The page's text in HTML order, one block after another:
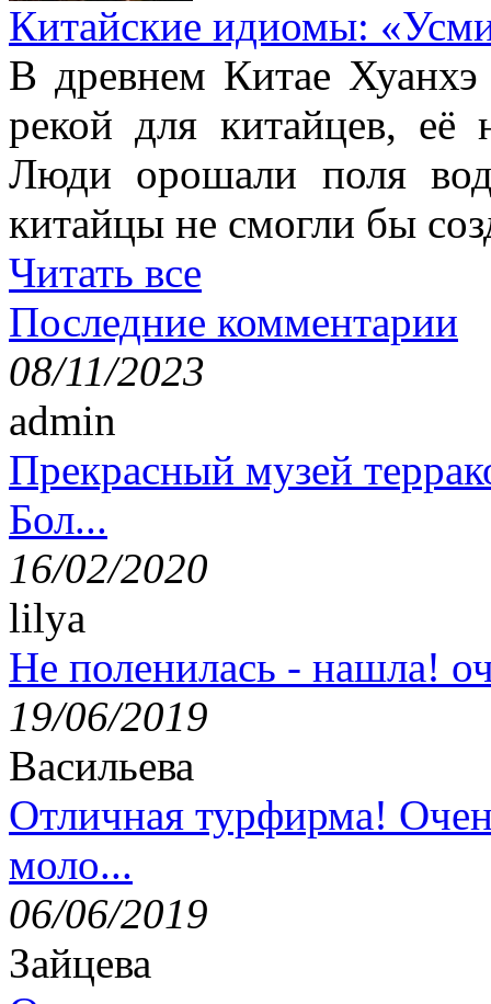
Китайские идиомы:
В древнем Китае
рекой для китайцев, её
Люди орошали поля
китайцы не смогли бы
Читать все
Последние комментарии
08/11/2023
admin
Прекрасный музей
Бол...
16/02/2020
lilya
Не поленилась - нашла!
19/06/2019
Васильева
Отличная турфирма!
моло...
06/06/2019
Зайцева